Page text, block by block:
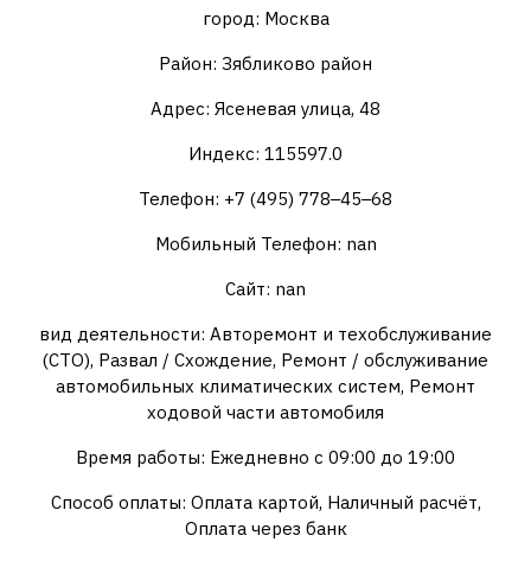
город: Москва
Район: Зябликово район
Адрес: Ясеневая улица, 48
Индекс: 115597.0
Телефон: +7 (495) 778‒45‒68
Мобильный Телефон: nan
Сайт: nan
вид деятельности: Авторемонт и техобслуживание
(СТО), Развал / Схождение, Ремонт / обслуживание
автомобильных климатических систем, Ремонт
ходовой части автомобиля
Время работы: Ежедневно с 09:00 до 19:00
Способ оплаты: Оплата картой, Наличный расчёт,
Оплата через банк